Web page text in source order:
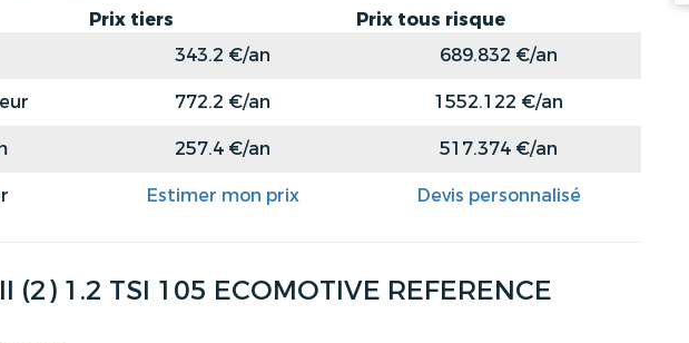
Prix tiers
Prix tous risque
343.2 €/an
689.832 €/an
772.2 €/an
1552.122 €/an
257.4 €/an
517.374 €/an
Estimer mon prix Devis personnalisé
(2) 1.2 TSI 105 ECOMOTIVE REFERENCE